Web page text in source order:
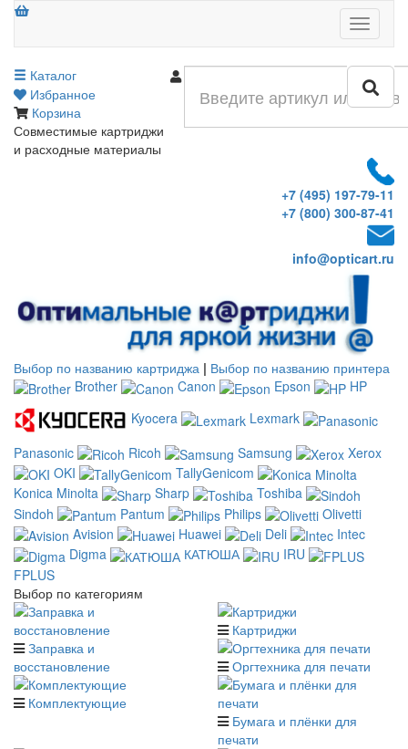
Меню
Каталог
Избранное
Корзина
Совместимые картриджи
и расходные материалы
+7 (495) 197-79-11
+7 (800) 300-87-41
info@opticart.ru
Выбор по названию картриджа | Выбор по названию принтера
Brother
Canon Epson
HP
Kyocera
Lexmark
Panasonic
Ricoh Samsung
Xerox
OKI
TallyGenicom
Konica Minolta
Sharp
Toshiba
Sindoh
Pantum Philips
Olivetti
Avision
Huawei Deli
Intec
Digma
КАТЮША
IRU
FPLUS
Выбор по категориям
Заправка и
восстановление
Картриджи
Оргтехника для печати
Комплектующие
Бумага и плёнки для
печати